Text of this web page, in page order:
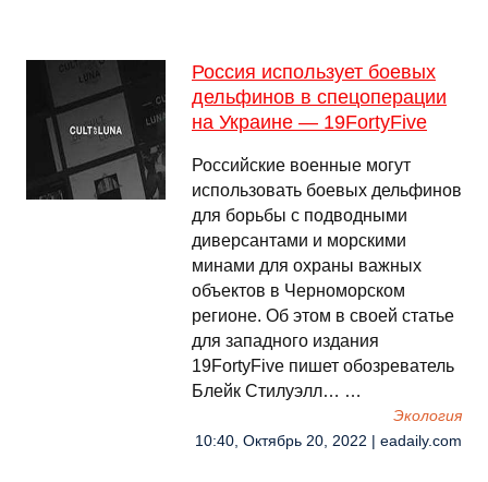
Россия использует боевых
дельфинов в спецоперации
на Украине — 19FortyFive
Российские военные могут
использовать боевых дельфинов
для борьбы с подводными
диверсантами и морскими
минами для охраны важных
объектов в Черноморском
регионе. Об этом в своей статье
для западного издания
19FortyFive пишет обозреватель
Блейк Стилуэлл… …
Экология
10:40, Октябрь 20, 2022 | eadaily.com